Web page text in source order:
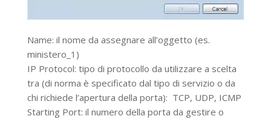
Name: il nome da assegnare all’oggetto (es.
ministero_1)
IP Protocol: tipo di protocollo da utilizzare a scelta
tra (di norma è specificato dal tipo di servizio o da
chi richiede l’apertura della porta): TCP, UDP, ICMP
Starting Port: il numero della porta da gestire o